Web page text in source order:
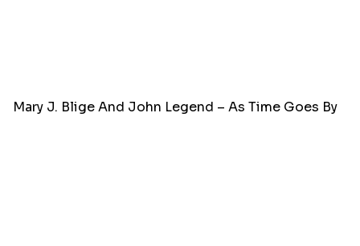
Mary J. Blige And John Legend – As Time Goes By